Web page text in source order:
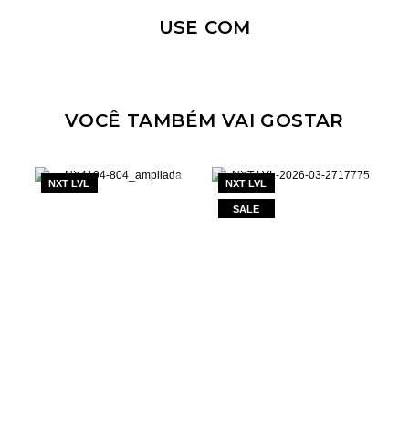
USE COM
VOCÊ TAMBÉM VAI GOSTAR
NXT LVL NXT LVL